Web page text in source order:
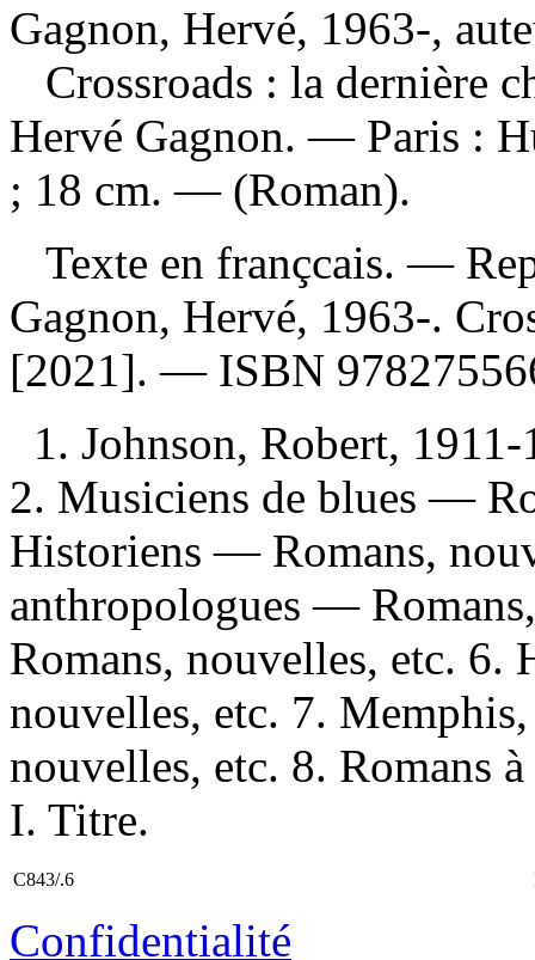
Gagnon, Hervé, 1963-,
Crossroads : la dernière
Hervé Gagnon. — Paris :
; 18 cm. — (Roman).
Texte en françcais. —
Gagnon, Hervé, 1963-.
[2021]. — ISBN
1. Johnson, Robert,
2. Musiciens de blues —
Historiens — Romans,
anthropologues —
Romans, nouvelles, etc.
nouvelles, etc. 7.
nouvelles, etc. 8. Romans
I. Titre.
C843/.6
Confidentialité